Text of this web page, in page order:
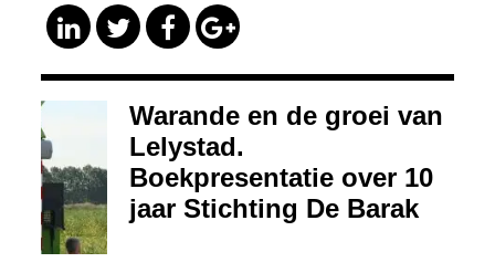
Warande en de groei van
Lelystad.
Boekpresentatie over 10
jaar Stichting De Barak